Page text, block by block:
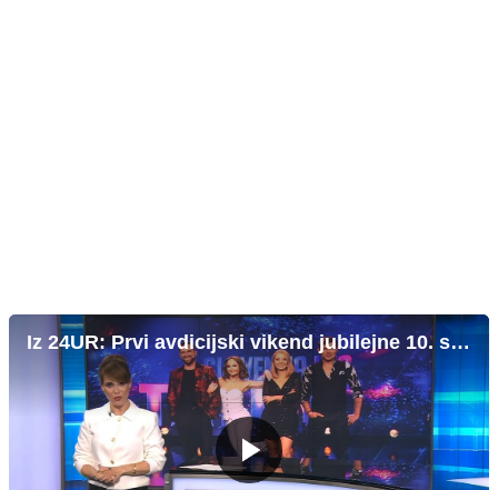
Iz 24UR: Prvi avdicijski vikend jubilejne 10. sezone Slovenija ima talent